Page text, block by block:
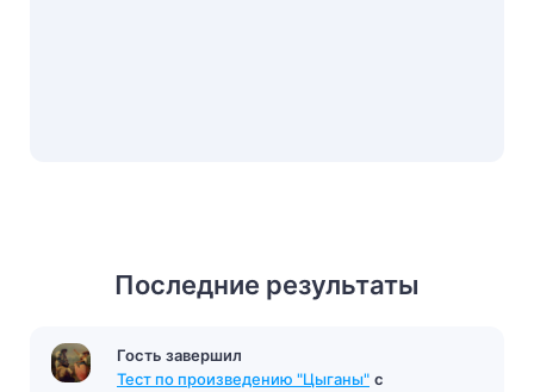
Последние результаты
Гость завершил
Тест по произведению "Цыганы" с